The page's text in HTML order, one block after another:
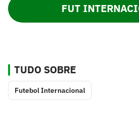
FUT
TUDO SOBRE
Futebol Internacional